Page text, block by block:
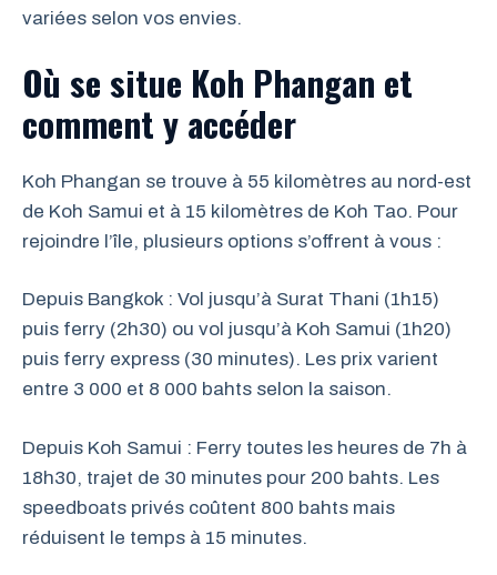
variées selon vos envies.
Où se situe Koh Phangan et
comment y accéder
Koh Phangan se trouve à 55 kilomètres au nord-est
de Koh Samui et à 15 kilomètres de Koh Tao. Pour
rejoindre l’île, plusieurs options s’offrent à vous :
Depuis Bangkok : Vol jusqu’à Surat Thani (1h15)
puis ferry (2h30) ou vol jusqu’à Koh Samui (1h20)
puis ferry express (30 minutes). Les prix varient
entre 3 000 et 8 000 bahts selon la saison.
Depuis Koh Samui : Ferry toutes les heures de 7h à
18h30, trajet de 30 minutes pour 200 bahts. Les
speedboats privés coûtent 800 bahts mais
réduisent le temps à 15 minutes.